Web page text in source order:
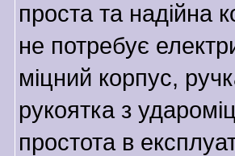
проста та надійна
не потребує
міцний корпус,
рукоятка з
простота в